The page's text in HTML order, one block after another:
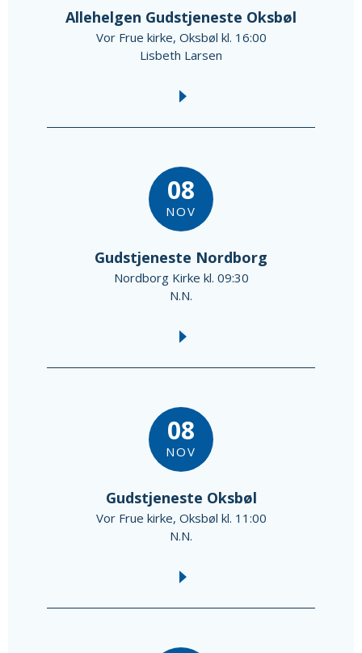
Allehelgen Gudstjeneste Oksbøl
Vor Frue kirke, Oksbøl kl. 16:00
Lisbeth Larsen
08
NOV
Gudstjeneste Nordborg
Nordborg Kirke kl. 09:30
N.N.
08
NOV
Gudstjeneste Oksbøl
Vor Frue kirke, Oksbøl kl. 11:00
N.N.